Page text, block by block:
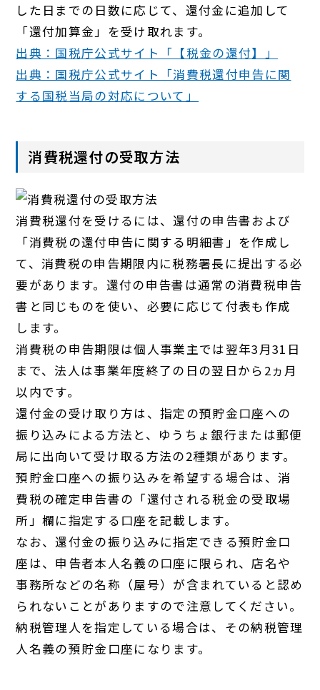
した日までの日数に応じて、還付金に追加して
「還付加算金」を受け取れます。
出典：国税庁公式サイト「【税金の還付】」
出典：国税庁公式サイト「消費税還付申告に関
する国税当局の対応について」
消費税還付の受取方法
消費税還付を受けるには、還付の申告書および
「消費税の還付申告に関する明細書」を作成し
て、消費税の申告期限内に税務署長に提出する必
要があります。還付の申告書は通常の消費税申告
書と同じものを使い、必要に応じて付表も作成
します。
消費税の申告期限は個人事業主では翌年3月31日
まで、法人は事業年度終了の日の翌日から2ヵ月
以内です。
還付金の受け取り方は、指定の預貯金口座への
振り込みによる方法と、ゆうちょ銀行または郵便
局に出向いて受け取る方法の2種類があります。
預貯金口座への振り込みを希望する場合は、消
費税の確定申告書の「還付される税金の受取場
所」欄に指定する口座を記載します。
なお、還付金の振り込みに指定できる預貯金口
座は、申告者本人名義の口座に限られ、店名や
事務所などの名称（屋号）が含まれていると認め
られないことがありますので注意してください。
納税管理人を指定している場合は、その納税管理
人名義の預貯金口座になります。